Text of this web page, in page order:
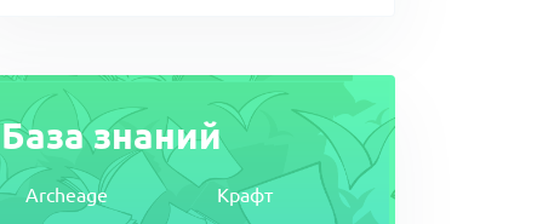
База знаний
Archeage Крафт